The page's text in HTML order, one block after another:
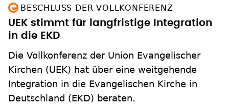
BESCHLUSS DER VOLLKONFERENZ
UEK stimmt für langfristige Integration
in die EKD
Die Vollkonferenz der Union Evangelischer
Kirchen (UEK) hat über eine weitgehende
Integration in die Evangelischen Kirche in
Deutschland (EKD) beraten.